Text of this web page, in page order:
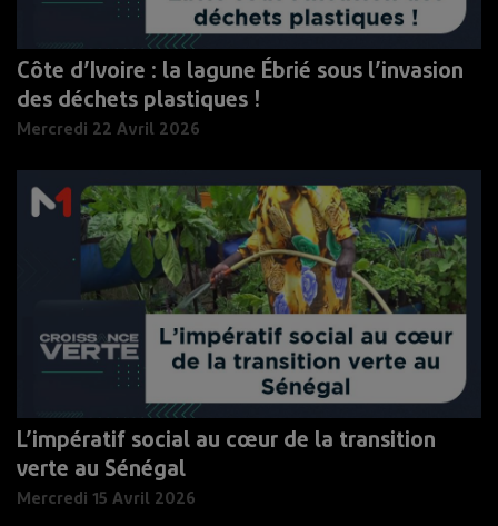
Côte d’Ivoire : la lagune Ébrié sous l’invasion
des déchets plastiques !
Mercredi 22 Avril 2026
L’impératif social au cœur de la transition
verte au Sénégal
Mercredi 15 Avril 2026